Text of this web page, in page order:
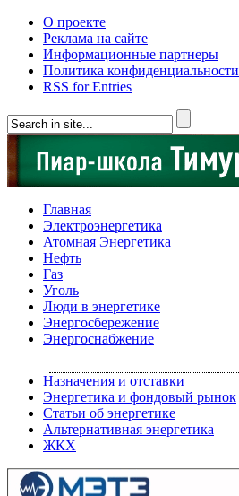
О проекте
Реклама на сайте
Информационные партнеры
Политика конфиденциальности
RSS for Entries
Главная
Электроэнергетика
Атомная Энергетика
Нефть
Газ
Уголь
Люди в энергетике
Энергосбережение
Энергоснабжение
Назначения и отставки
Энергетика и фондовый рынок
Статьи об энергетике
Альтернативная энергетика
ЖКХ